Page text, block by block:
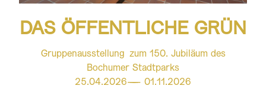
DAS ÖFFENTLICHE GRÜN
Gruppenausstellung zum 150. Jubiläum des
Bochumer Stadtparks
25.04.2026——— 01.11.2026